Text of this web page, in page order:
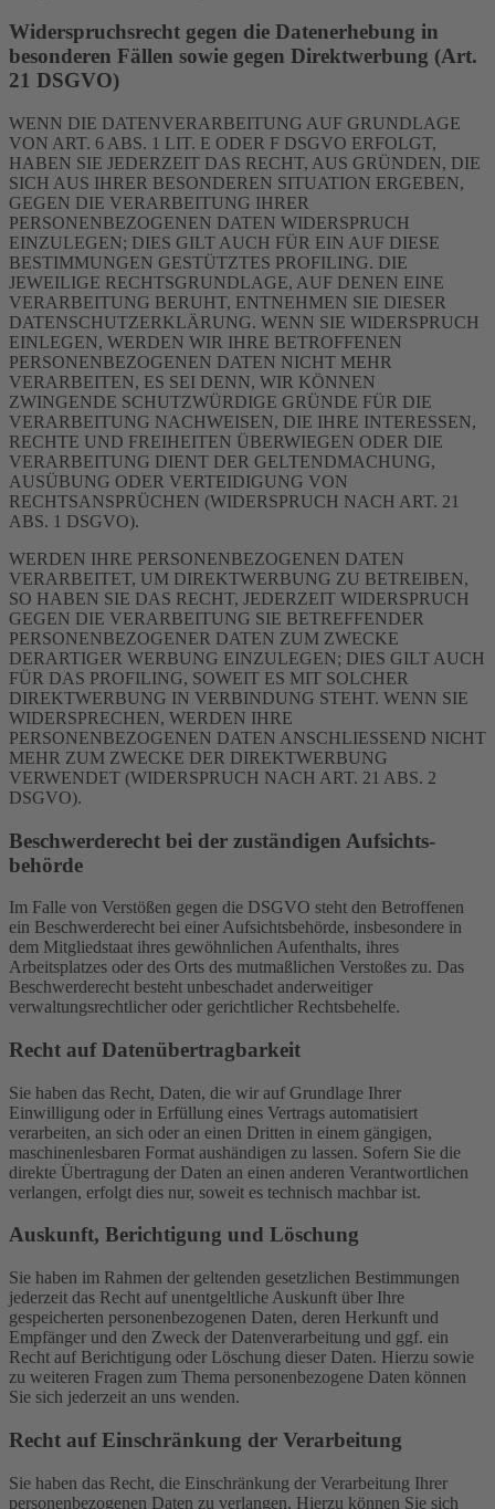
Widerspruchsrecht gegen die Datenerhebung in
besonderen Fällen sowie gegen Direktwerbung (Art.
21 DSGVO)
WENN DIE DATENVERARBEITUNG AUF GRUNDLAGE
VON ART. 6 ABS. 1 LIT. E ODER F DSGVO ERFOLGT,
HABEN SIE JEDERZEIT DAS RECHT, AUS GRÜNDEN, DIE
SICH AUS IHRER BESONDEREN SITUATION ERGEBEN,
GEGEN DIE VERARBEITUNG IHRER
PERSONENBEZOGENEN DATEN WIDERSPRUCH
EINZULEGEN; DIES GILT AUCH FÜR EIN AUF DIESE
BESTIMMUNGEN GESTÜTZTES PROFILING. DIE
JEWEILIGE RECHTSGRUNDLAGE, AUF DENEN EINE
VERARBEITUNG BERUHT, ENTNEHMEN SIE DIESER
DATENSCHUTZERKLÄRUNG. WENN SIE WIDERSPRUCH
EINLEGEN, WERDEN WIR IHRE BETROFFENEN
PERSONENBEZOGENEN DATEN NICHT MEHR
VERARBEITEN, ES SEI DENN, WIR KÖNNEN
ZWINGENDE SCHUTZWÜRDIGE GRÜNDE FÜR DIE
VERARBEITUNG NACHWEISEN, DIE IHRE INTERESSEN,
RECHTE UND FREIHEITEN ÜBERWIEGEN ODER DIE
VERARBEITUNG DIENT DER GELTENDMACHUNG,
AUSÜBUNG ODER VERTEIDIGUNG VON
RECHTSANSPRÜCHEN (WIDERSPRUCH NACH ART. 21
ABS. 1 DSGVO).
WERDEN IHRE PERSONENBEZOGENEN DATEN
VERARBEITET, UM DIREKTWERBUNG ZU BETREIBEN,
SO HABEN SIE DAS RECHT, JEDERZEIT WIDERSPRUCH
GEGEN DIE VERARBEITUNG SIE BETREFFENDER
PERSONENBEZOGENER DATEN ZUM ZWECKE
DERARTIGER WERBUNG EINZULEGEN; DIES GILT AUCH
FÜR DAS PROFILING, SOWEIT ES MIT SOLCHER
DIREKTWERBUNG IN VERBINDUNG STEHT. WENN SIE
WIDERSPRECHEN, WERDEN IHRE
PERSONENBEZOGENEN DATEN ANSCHLIESSEND NICHT
MEHR ZUM ZWECKE DER DIREKTWERBUNG
VERWENDET (WIDERSPRUCH NACH ART. 21 ABS. 2
DSGVO).
Beschwerde­recht bei der zuständigen Aufsichts­
behörde
Im Falle von Verstößen gegen die DSGVO steht den Betroffenen
ein Beschwerderecht bei einer Aufsichtsbehörde, insbesondere in
dem Mitgliedstaat ihres gewöhnlichen Aufenthalts, ihres
Arbeitsplatzes oder des Orts des mutmaßlichen Verstoßes zu. Das
Beschwerderecht besteht unbeschadet anderweitiger
verwaltungsrechtlicher oder gerichtlicher Rechtsbehelfe.
Recht auf Daten­übertrag­barkeit
Sie haben das Recht, Daten, die wir auf Grundlage Ihrer
Einwilligung oder in Erfüllung eines Vertrags automatisiert
verarbeiten, an sich oder an einen Dritten in einem gängigen,
maschinenlesbaren Format aushändigen zu lassen. Sofern Sie die
direkte Übertragung der Daten an einen anderen Verantwortlichen
verlangen, erfolgt dies nur, soweit es technisch machbar ist.
Auskunft, Berichtigung und Löschung
Sie haben im Rahmen der geltenden gesetzlichen Bestimmungen
jederzeit das Recht auf unentgeltliche Auskunft über Ihre
gespeicherten personenbezogenen Daten, deren Herkunft und
Empfänger und den Zweck der Datenverarbeitung und ggf. ein
Recht auf Berichtigung oder Löschung dieser Daten. Hierzu sowie
zu weiteren Fragen zum Thema personenbezogene Daten können
Sie sich jederzeit an uns wenden.
Recht auf Einschränkung der Verarbeitung
Sie haben das Recht, die Einschränkung der Verarbeitung Ihrer
personenbezogenen Daten zu verlangen. Hierzu können Sie sich